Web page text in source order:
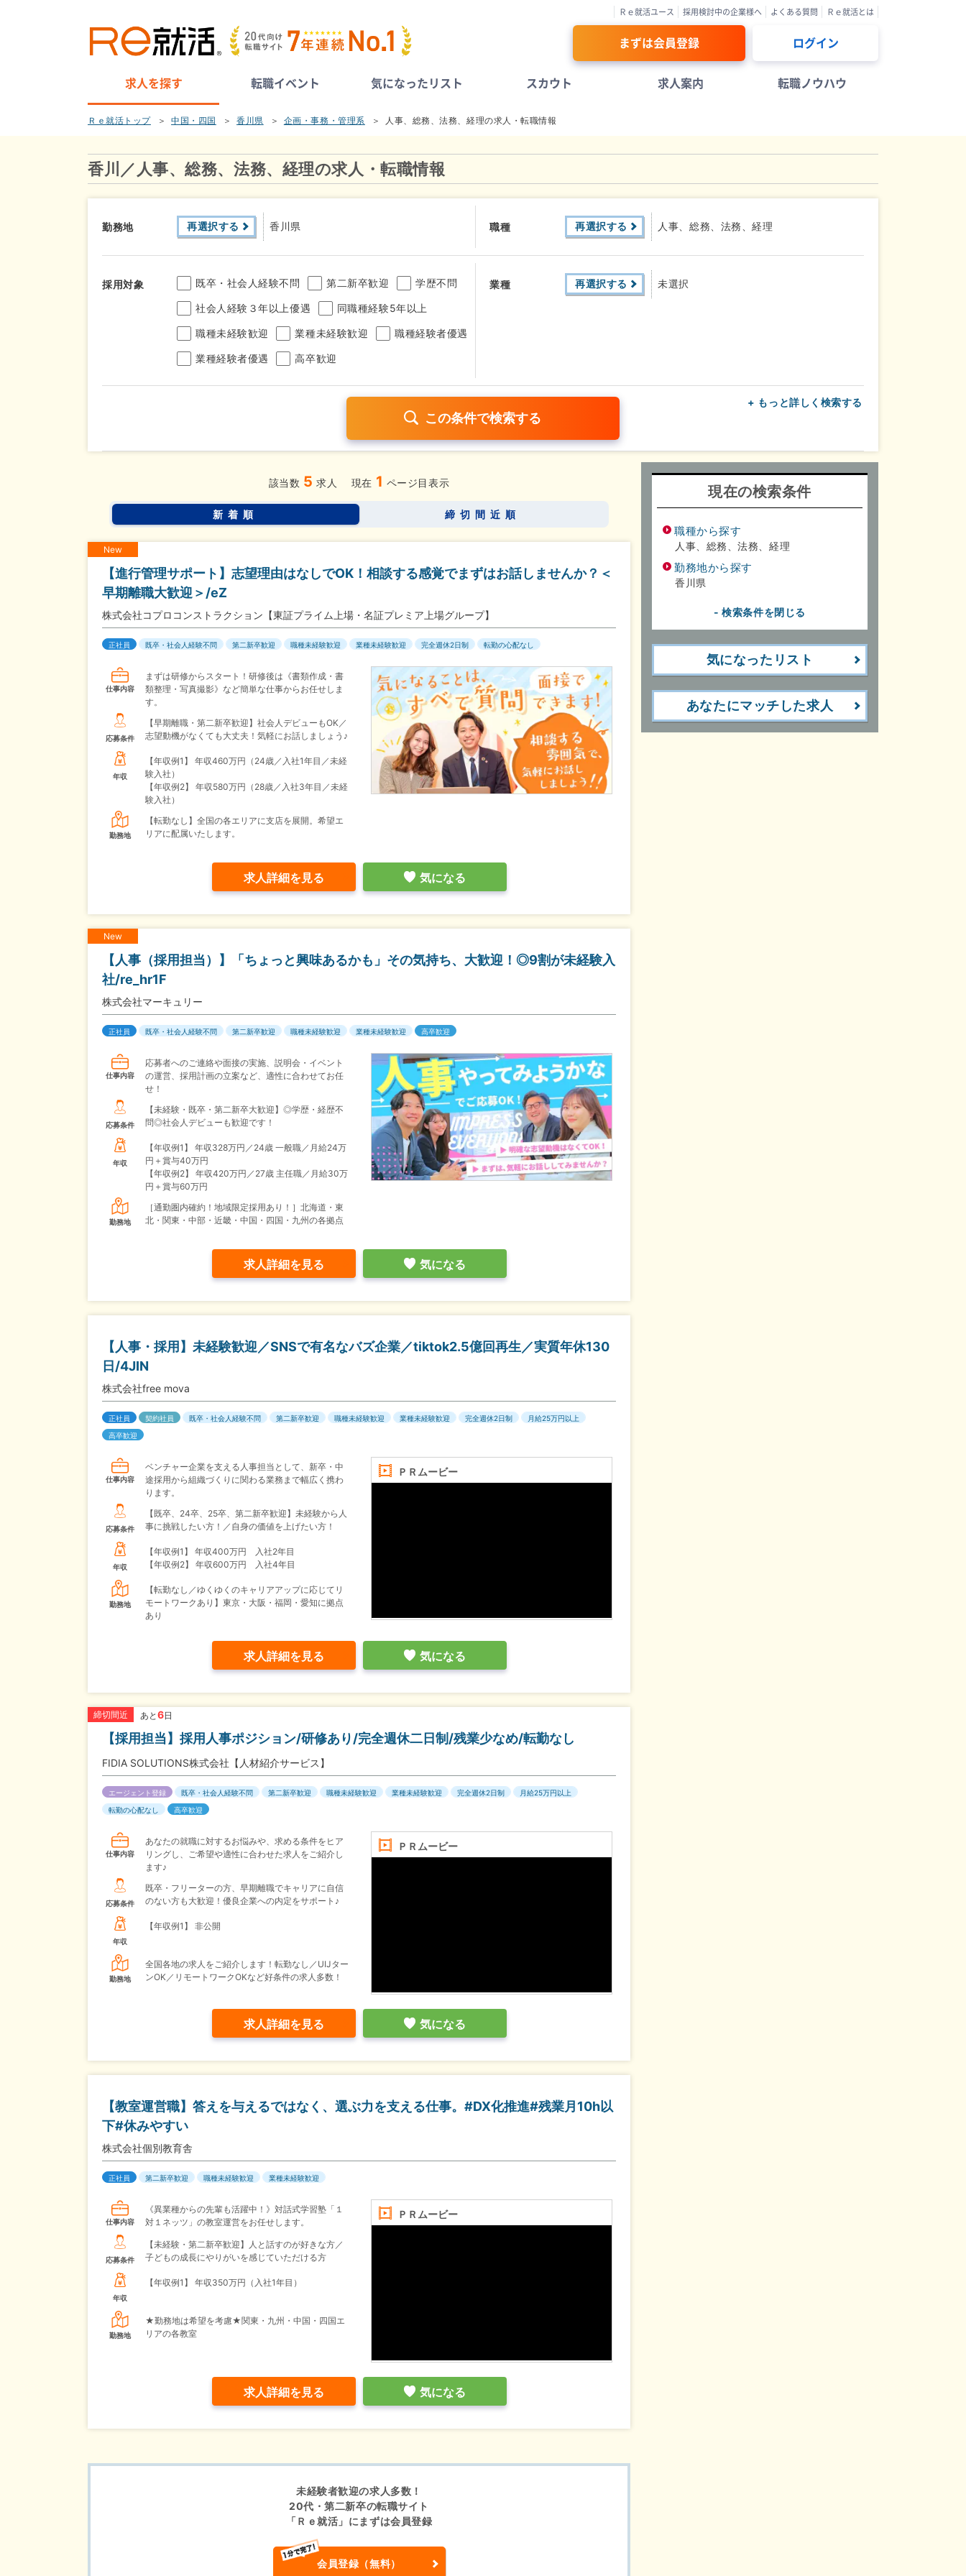
Ｒｅ就活ユース 採用検討中の企業様へ よくある質問 Ｒｅ就活とは
まずは会員登録 ログイン
求人を探す 転職イベント 気になったリスト スカウト 求人案内 転職ノウハウ
Ｒｅ就活トップ 中国・四国 香川県 企画・事務・管理系 人事、総務、法務、経理の求人・転職情報
香川／人事、総務、法務、経理の求人・転職情報
勤務地 再選択する 香川県 職種 再選択する 人事、総務、法務、経理
採用対象 既卒・社会人経験不問 第二新卒歓迎 学歴不問
社会人経験３年以上優遇 同職種経験5年以上
職種未経験歓迎 業種未経験歓迎 職種経験者優遇
業種経験者優遇 高卒歓迎
業種 再選択する 未選択
年間休日120日以上 残業少なめ（1日1時間以内）
土日面接OK 書類選考なし
+ もっと詳しく検索する
該当数 5 求人 現在 1 ページ目表示
新着順 締切間近順
New
【進行管理サポート】志望理由はなしでOK！相談する感覚でまずはお話しませんか？＜
早期離職大歓迎＞/eZ
株式会社コプロコンストラクション【東証プライム上場・名証プレミア上場グループ】
正社員 既卒・社会人経験不問 第二新卒歓迎 職種未経験歓迎 業種未経験歓迎 完全週休2日制 転勤の心配なし
仕事内容
まずは研修からスタート！研修後は《書類作成・書
類整理・写真撮影》など簡単な仕事からお任せしま
す。
応募条件
【早期離職・第二新卒歓迎】社会人デビューもOK／
志望動機がなくても大丈夫！気軽にお話しましょう♪
年収
【年収例1】
年収460万円（24歳／入社1年目／未経
験入社）
【年収例2】
年収580万円（28歳／入社3年目／未経
験入社）
勤務地
【転勤なし】全国の各エリアに支店を展開。希望エ
リアに配属いたします。
求人詳細を見る 気になる
New
【人事（採用担当）】「ちょっと興味あるかも」その気持ち、大歓迎！◎9割が未経験入
社/re_hr1F
株式会社マーキュリー
正社員 既卒・社会人経験不問 第二新卒歓迎 職種未経験歓迎 業種未経験歓迎 高卒歓迎
仕事内容
応募者へのご連絡や面接の実施、説明会・イベント
の運営、採用計画の立案など、適性に合わせてお任
せ！
応募条件
【未経験・既卒・第二新卒大歓迎】◎学歴・経歴不
問◎社会人デビューも歓迎です！
年収
【年収例1】
年収328万円／24歳 一般職／月給24万
円＋賞与40万円
【年収例2】
年収420万円／27歳 主任職／月給30万
円＋賞与60万円
勤務地
［通勤圏内確約！地域限定採用あり！］北海道・東
北・関東・中部・近畿・中国・四国・九州の各拠点
求人詳細を見る 気になる
【人事・採用】未経験歓迎／SNSで有名なバズ企業／tiktok2.5億回再生／実質年休130
日/4JIN
株式会社free mova
正社員 契約社員 既卒・社会人経験不問 第二新卒歓迎 職種未経験歓迎 業種未経験歓迎 完全週休2日制
月給25万円以上
高卒歓迎
ＰＲムービー
仕事内容
ベンチャー企業を支える人事担当として、新卒・中
途採用から組織づくりに関わる業務まで幅広く携わ
ります。
応募条件
【既卒、24卒、25卒、第二新卒歓迎】未経験から人
事に挑戦したい方！／自身の価値を上げたい方！
年収
【年収例1】
年収400万円 入社2年目
【年収例2】
年収600万円 入社4年目
勤務地
【転勤なし／ゆくゆくのキャリアアップに応じてリ
モートワークあり】東京・大阪・福岡・愛知に拠点
あり
求人詳細を見る 気になる
締切間近 あと 6日
【採用担当】採用人事ポジション/研修あり/完全週休二日制/残業少なめ/転勤なし
FIDIA SOLUTIONS株式会社【人材紹介サービス】
エージェント登録 既卒・社会人経験不問 第二新卒歓迎 職種未経験歓迎 業種未経験歓迎 完全週休2日制
月給25万円以上
転勤の心配なし
高卒歓迎
ＰＲムービー
仕事内容
あなたの就職に対するお悩みや、求める条件をヒア
リングし、ご希望や適性に合わせた求人をご紹介し
ます♪
応募条件
既卒・フリーターの方、早期離職でキャリアに自信
のない方も大歓迎！優良企業への内定をサポート♪
年収
【年収例1】 非公開
勤務地
全国各地の求人をご紹介します！転勤なし／UIJター
ンOK／リモートワークOKなど好条件の求人多数！
求人詳細を見る 気になる
【教室運営職】答えを与えるではなく、選ぶ力を支える仕事。#DX化推進#残業月10h以
下#休みやすい
株式会社個別教育舎
正社員 第二新卒歓迎 職種未経験歓迎 業種未経験歓迎
ＰＲムービー
仕事内容
《異業種からの先輩も活躍中！》対話式学習塾「１
対１ネッツ」の教室運営をお任せします。
応募条件
【未経験・第二新卒歓迎】人と話すのが好きな方／
子どもの成長にやりがいを感じていただける方
年収
【年収例1】 年収350万円（入社1年目）
勤務地
★勤務地は希望を考慮★関東・九州・中国・四国エ
リアの各教室
求人詳細を見る 気になる
未経験者歓迎の求人多数！
20代・第二新卒の転職サイト
「Ｒｅ就活」にまずは会員登録
会員登録（無料）
現在の検索条件
職種から探す
人事、総務、法務、経理
勤務地から探す
香川県
- 検索条件を閉じる
気になったリスト
あなたにマッチした求人